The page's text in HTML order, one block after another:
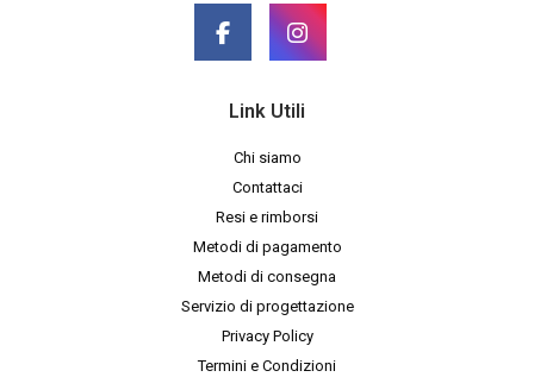
Link Utili
Chi siamo
Contattaci
Resi e rimborsi
Metodi di pagamento
Metodi di consegna
Servizio di progettazione
Privacy Policy
Termini e Condizioni